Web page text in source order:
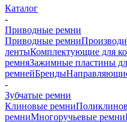
Каталог
-
Приводные ремни
Приводные ремни
лентыКомплектующие для
ремняЗажимные пластины
ремнейБренды
-
Зубчатые ремни
Клиновые ремни
ремниМногоручьевые ремни